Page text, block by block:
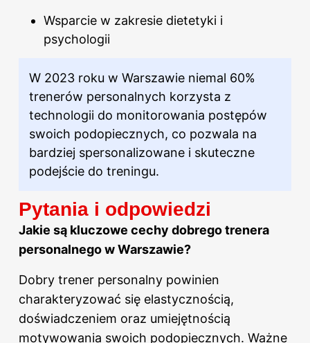
Wsparcie w zakresie dietetyki i
psychologii
W 2023 roku w Warszawie niemal 60%
trenerów personalnych korzysta z
technologii do monitorowania postępów
swoich podopiecznych, co pozwala na
bardziej spersonalizowane i skuteczne
podejście do treningu.
Pytania i odpowiedzi
Jakie są kluczowe cechy dobrego trenera
personalnego w Warszawie?
Dobry trener personalny powinien
charakteryzować się elastycznością,
doświadczeniem oraz umiejętnością
motywowania swoich podopiecznych. Ważne